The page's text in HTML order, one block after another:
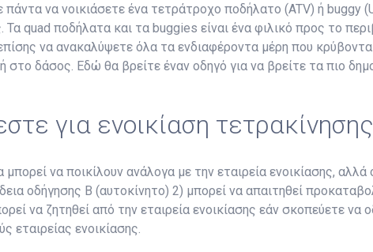
πάντα να νοικιάσετε ένα τετράτροχο ποδήλατο (ATV) ή buggy
Τα quad ποδήλατα και τα buggies είναι ένα φιλικό προς το
να ανακαλύψετε όλα τα ενδιαφέροντα μέρη που
στο δάσος. Εδώ θα βρείτε έναν οδηγό για να βρείτε τα πιο
για ενοικίαση
να ποικίλουν ανάλογα με την εταιρεία ενοικίασης,
οδήγησης B (αυτοκίνητο) 2) μπορεί να απαιτηθεί
να ζητηθεί από την εταιρεία ενοικίασης εάν σκοπεύετε
εταιρείας ενοικίασης.